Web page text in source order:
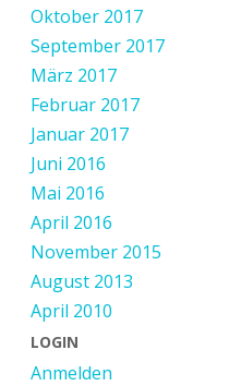
Oktober 2017
September 2017
März 2017
Februar 2017
Januar 2017
Juni 2016
Mai 2016
April 2016
November 2015
August 2013
April 2010
LOGIN
Anmelden